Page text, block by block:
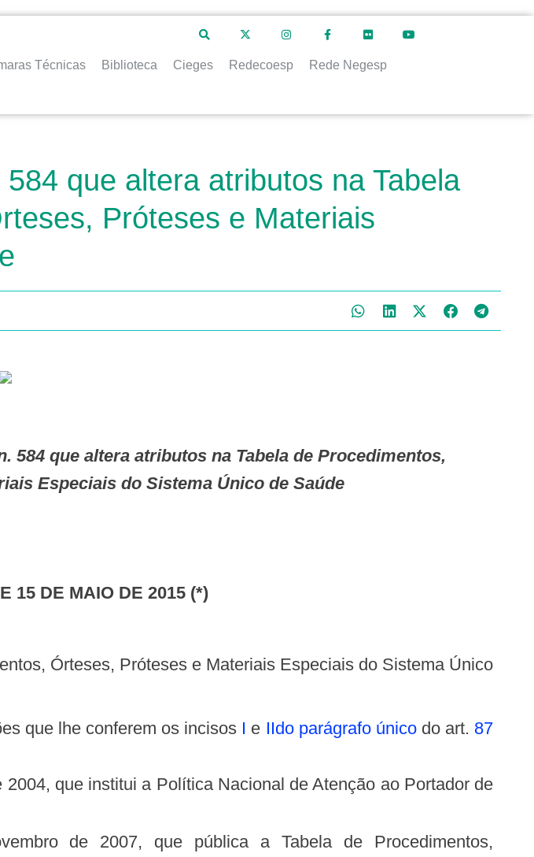
Técnicas Biblioteca Cieges Redecoesp Rede Negesp
que altera atributos na Tabela
Próteses e Materiais
Especiais do Sistema Único de Saúde
15 DE MAIO DE 2015 (*)
que lhe conferem os incisos I e IIdo parágrafo únicodo art. 87